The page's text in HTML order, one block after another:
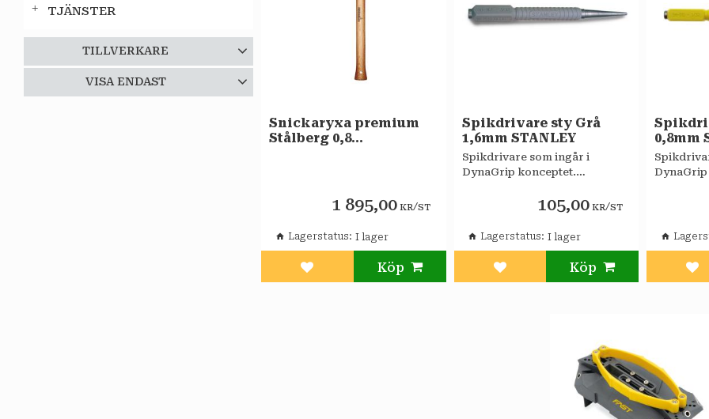
TILLVERKARE
Thomée Gruppen AB
VISA ENDAST
TJÄNSTER
Snickaryxa premium
Stålberg 0,8
1 895,00KR/ST
Lägg till i favoriter
Lagerstatus
Spikdrivare sty Grå
1,6mm STANLEY
Spikdrivare som ingår i
DynaGrip konceptet.
105,00 KR/ST
Lägg till i favoriter
Lagerstatus
0,8mm